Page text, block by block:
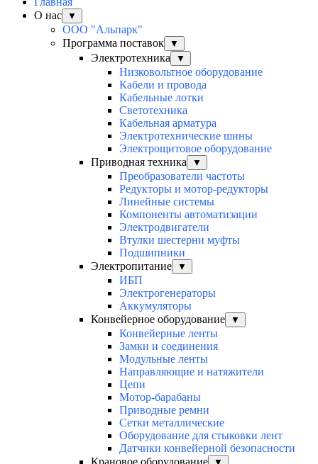
О нас
▼
ООО "Альпарк"
Программа поставок
▼
Электротехника ▼
Низковольтное оборудование
Кабели и провода
Кабельные лотки
Светотехника
Кабельная арматура
Электротехнические шины
Электрощитовое оборудование
Приводная техника
▼
Преобразователи частоты
Редукторы и мотор-редукторы
Линейные системы
Компоненты автоматизации
Электродвигатели
Втулки шестерни муфты
Подшипники
Электропитание
▼
ИБП
Электрогенераторы
Аккумуляторы
Конвейерное оборудование
▼
Конвейерные ленты
Замки и соединения
Модульные ленты
Направляющие и натяжители
Цепи
Мотор-барабаны
Приводные ремни
Сетки металлические
Оборудование для стыковки лент
Датчики конвейерной безопасности